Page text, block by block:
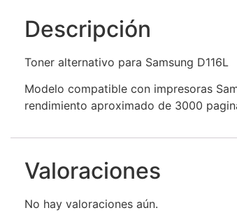
Descripción
Toner alternativo para Samsung D116L
Modelo compatible con impresoras
rendimiento aproximado de 3000
Valoraciones
No hay valoraciones aún.